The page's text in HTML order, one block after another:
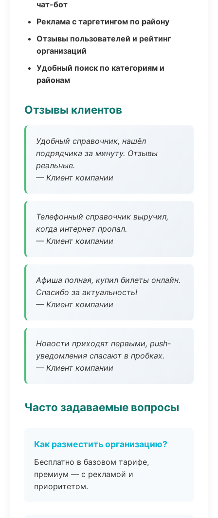
чат-бот
Реклама с таргетингом по району
Отзывы пользователей и рейтинг
организаций
Удобный поиск по категориям и
районам
Отзывы клиентов
Удобный справочник, нашёл
подрядчика за минуту. Отзывы
реальные.
— Клиент компании
Телефонный справочник выручил,
когда интернет пропал.
— Клиент компании
Афиша полная, купил билеты онлайн.
Спасибо за актуальность!
— Клиент компании
Новости приходят первыми, push-
уведомления спасают в пробках.
— Клиент компании
Часто задаваемые вопросы
Как разместить организацию?
Бесплатно в базовом тарифе,
премиум — с рекламой и
приоритетом.